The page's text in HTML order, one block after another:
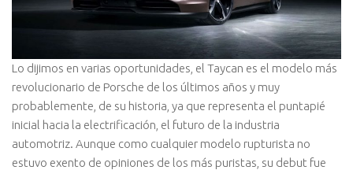
Lo dijimos en varias oportunidades, el Taycan es el modelo más
revolucionario de Porsche de los últimos años y muy
probablemente, de su historia, ya que representa el puntapié
inicial hacia la electrificación, el futuro de la industria
automotriz. Aunque como cualquier modelo rupturista no
estuvo exento de opiniones de los más puristas, su debut fue